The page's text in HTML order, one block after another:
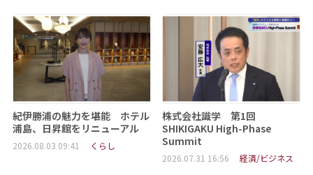
紀伊勝浦の魅力を堪能 ホテル
浦島、日昇館をリニューアル
2026.08.03 09:41 くらし
株式会社識学 第1回
SHIKIGAKU High-Phase
Summit
2026.07.31 16:56 経済/ビジネス